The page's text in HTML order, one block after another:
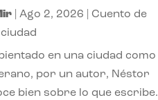
|Ago 2, 2026 |Cuento de
ciudad
en una ciudad como
por un autor, Néstor
bien sobre lo que escribe.